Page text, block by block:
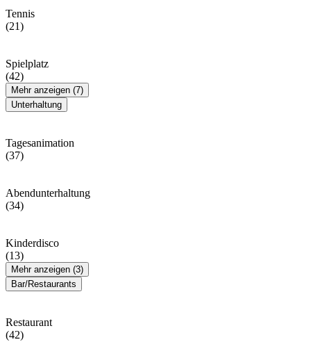
Tennis
(21)
Spielplatz
(42)
Mehr anzeigen (7)
Unterhaltung
Tagesanimation
(37)
Abendunterhaltung
(34)
Kinderdisco
(13)
Mehr anzeigen (3)
Bar/Restaurants
Restaurant
(42)